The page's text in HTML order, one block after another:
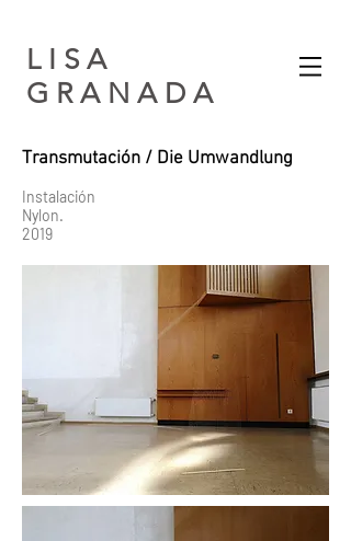
L I S A
G R A N A D A​
Transmutación / Die Umwandlung
Instalación
Nylon.
2019